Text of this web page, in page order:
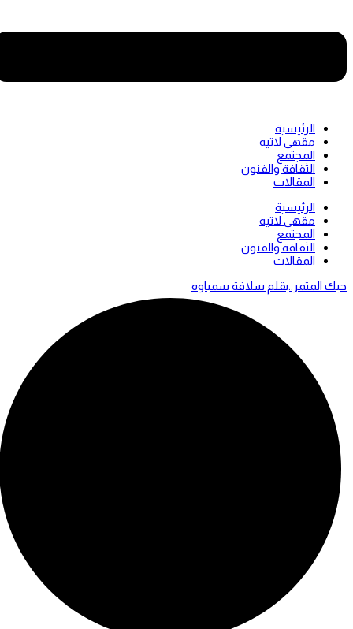
الرئيسية
مقهى لاتيه
المجتمع
الثقافة والفنون
المقالات
Menu
الرئيسية
مقهى لاتيه
المجتمع
الثقافة والفنون
المقالات
حبك المثمر..بقلم سلافة سمباوه